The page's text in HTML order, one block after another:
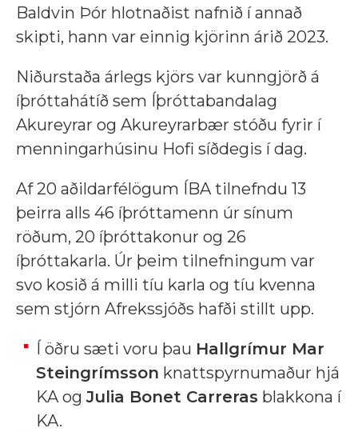
Baldvin Þór hlotnaðist nafnið í annað
skipti, hann var einnig kjörinn árið 2023.
Niðurstaða árlegs kjörs var kunngjörð á
íþróttahátíð sem Íþróttabandalag
Akureyrar og Akureyrarbær stóðu fyrir í
menningarhúsinu Hofi síðdegis í dag.
Af 20 aðildarfélögum ÍBA tilnefndu 13
þeirra alls 46 íþróttamenn úr sínum
röðum, 20 íþróttakonur og 26
íþróttakarla. Úr þeim tilnefningum var
svo kosið á milli tíu karla og tíu kvenna
sem stjórn Afrekssjóðs hafði stillt upp.
Í öðru sæti voru þau Hallgrímur Mar
Steingrímsson knattspyrnumaður hjá
KA ogJulia Bonet Carreras blakkona í
KA.